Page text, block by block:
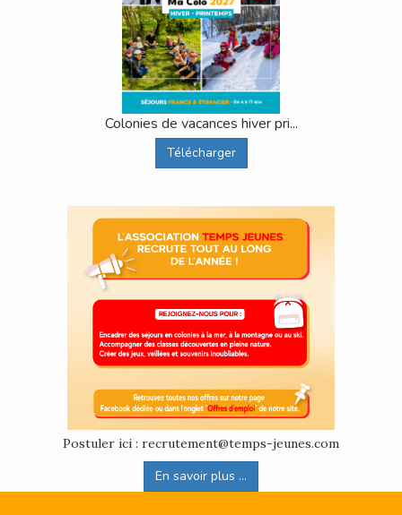
Colonies de vacances hiver pri...
Télécharger
Postuler ici : recrutement@temps-jeunes.com
En savoir plus ...